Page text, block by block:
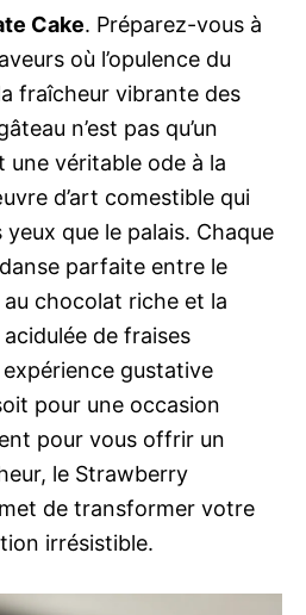
Cake. Préparez-vous à
où l’opulence du
fraîcheur vibrante des
n’est pas qu’un
une véritable ode à la
d’art comestible qui
que le palais. Chaque
parfaite entre le
chocolat riche et la
de fraises
gustative
pour une occasion
pour vous offrir un
le Strawberry
de transformer votre
irrésistible.